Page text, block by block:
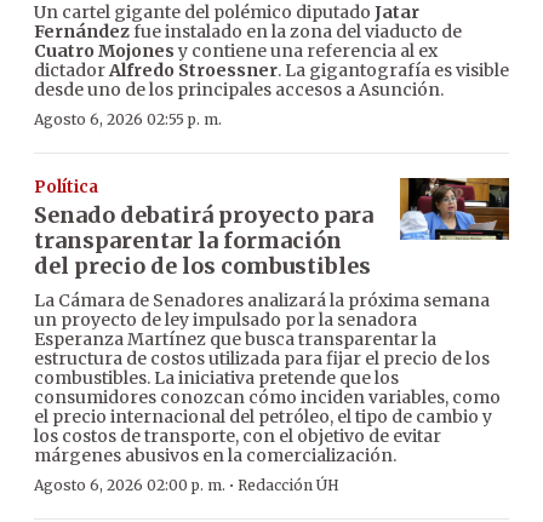
Un cartel gigante del polémico diputado Jatar
Fernándezfue instalado en la zona del viaducto de
Cuatro Mojones y contiene una referencia al ex
dictadorAlfredo Stroessner. La gigantografía es visible
desde uno de los principales accesos a Asunción.
Agosto 6, 2026 02:55 p. m.
Política
Senado debatirá proyecto para
transparentar la formación
del precio de los combustibles
La Cámara de Senadores analizará la próxima semana
un proyecto de ley impulsado por la senadora
Esperanza Martínez que busca transparentar la
estructura de costos utilizada para fijar el precio de los
combustibles. La iniciativa pretende que los
consumidores conozcan cómo inciden variables, como
el precio internacional del petróleo, el tipo de cambio y
los costos de transporte, con el objetivo de evitar
márgenes abusivos en la comercialización.
Agosto 6, 2026 02:00 p. m. · Redacción ÚH